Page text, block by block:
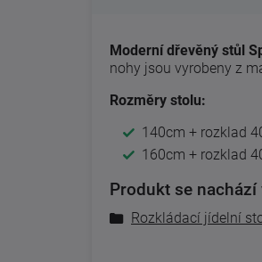
Moderní dřevěný stůl
nohy jsou vyrobeny z
Rozměry stolu:
140cm + rozklad
160cm + rozklad
Produkt se
Rozkládací jídelní